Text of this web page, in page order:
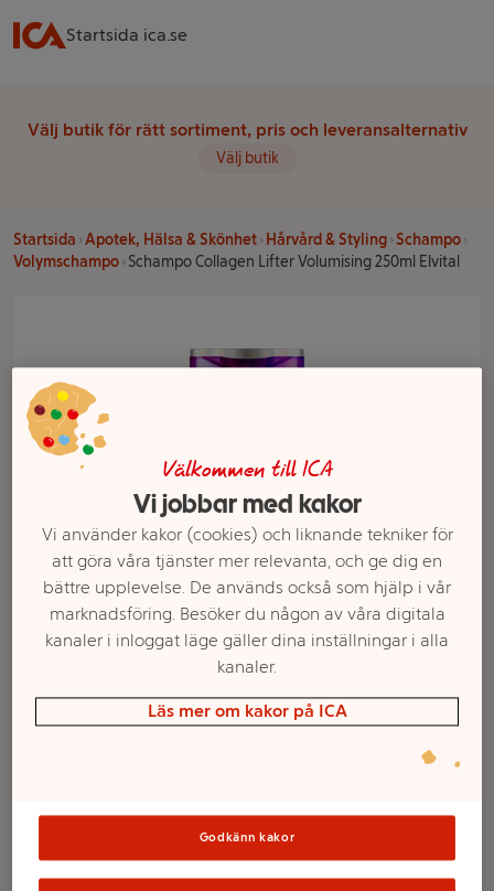
Startsida ica.se
Välj butik för rätt sortiment, pris och leveransalternativ
Välj butik
Startsida Apotek, Hälsa & Skönhet Hårvård & Styling Schampo
Volymschampo Schampo Collagen Lifter Volumising 250ml Elvital
Sortimentet kan variera mellan butikerna
Välkommen till ICA
Vi jobbar med kakor
Vi använder kakor (cookies) och liknande tekniker för
att göra våra tjänster mer relevanta, och ge dig en
bättre upplevelse. De används också som hjälp i vår
marknadsföring. Besöker du någon av våra digitala
kanaler i inloggat läge gäller dina inställningar i alla
kanaler.
Läs mer om kakor på ICA
Godkänn kakor